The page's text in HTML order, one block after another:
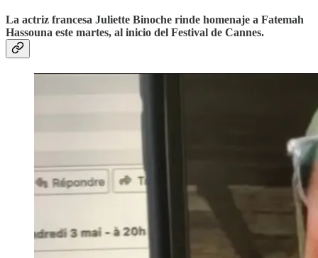
La actriz francesa Juliette Binoche rinde homenaje a Fatemah
Hassouna este martes, al inicio del Festival de Cannes.